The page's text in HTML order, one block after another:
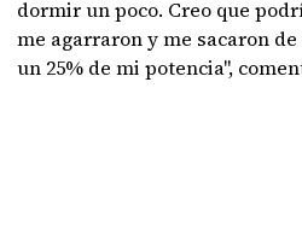
dormir un poco. Creo que
me agarraron y me sacaron
un 25% de mi potencia",